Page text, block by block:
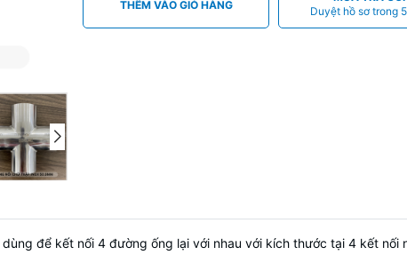
THÊM VÀO GIỎ HÀNG
Duyệt hồ sơ trong
dùng để kết nối 4 đường ống lại với nhau với kích thước tại 4 kết nối